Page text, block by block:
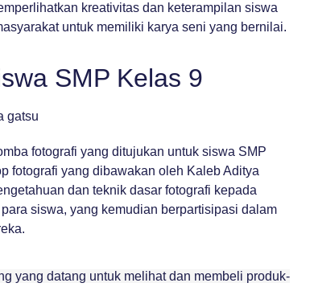
kreativitas dan keterampilan siswa
untuk memiliki karya seni yang bernilai.
SMP Kelas 9
fotografi yang ditujukan untuk siswa SMP
fotografi yang dibawakan oleh Kaleb Aditya
dan teknik dasar fotografi kepada
siswa, yang kemudian berpartisipasi dalam
yang datang untuk melihat dan membeli produk-